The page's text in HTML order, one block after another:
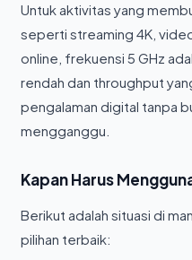
Untuk aktivitas yang
seperti streaming 4K,
online, frekuensi 5 GHz
rendah dan throughput
pengalaman digital tanpa
mengganggu.
Kapan Harus
Berikut adalah situasi di
pilihan terbaik: